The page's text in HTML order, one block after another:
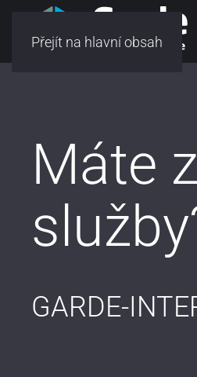
Přejít na hlavní obsah
Máte
GARDE-